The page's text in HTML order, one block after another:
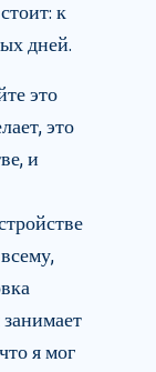
к
дней.
это
это
и
я мог